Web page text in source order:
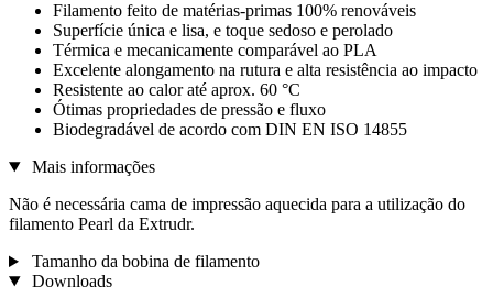
Filamento feito de matérias-primas 100% renováveis
Superfície única e lisa, e toque sedoso e perolado
Térmica e mecanicamente comparável ao PLA
Excelente alongamento na rutura e alta resistência ao impacto
Resistente ao calor até aprox. 60 °C
Ótimas propriedades de pressão e fluxo
Biodegradável de acordo com DIN EN ISO 14855
Mais informações
Não é necessária cama de impressão aquecida para a utilização do
filamento Pearl da Extrudr.
Tamanho da bobina de filamento
Downloads